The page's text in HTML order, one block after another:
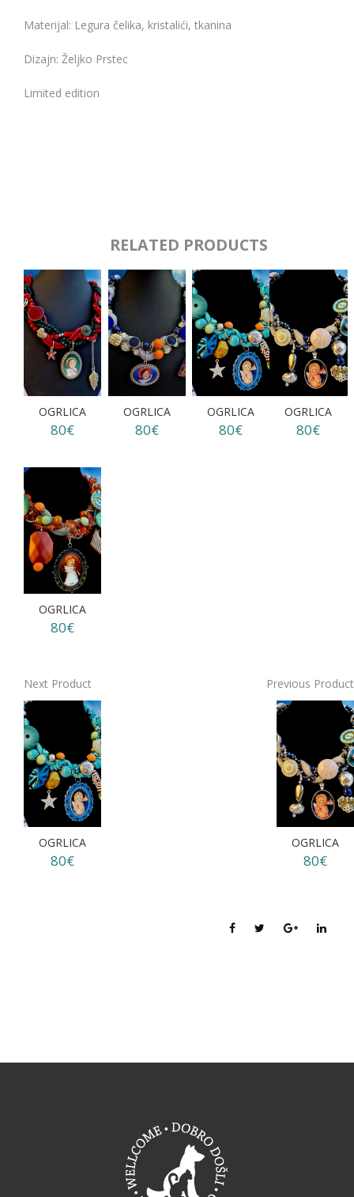
Materijal: Legura čelika, kristalići, tkanina
Dizajn: Željko Prstec
Limited edition
RELATED PRODUCTS
OGRLICA
80€
OGRLICA
80€
OGRLICA
80€
OGRLICA
80€
OGRLICA
80€
Next Product
OGRLICA
80€
Previous Product
OGRLICA
80€